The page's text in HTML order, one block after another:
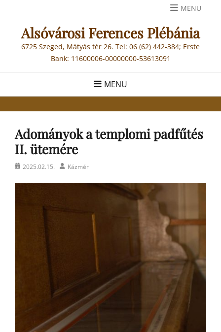
to
content
MENU
Alsóvárosi Ferences Plébánia
6725 Szeged, Mátyás tér 26. Tel: 06 (62) 442-384; Erste
Bank: 11600006-00000000-53613091
MENU
Adományok a templomi padfűtés
II. ütemére
Posted2025.02.15. AuthorKázmér